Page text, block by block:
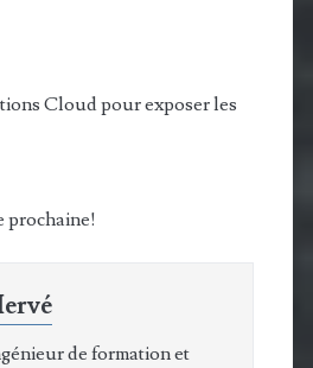
Cloud pour exposer les
prochaine!
de formation et